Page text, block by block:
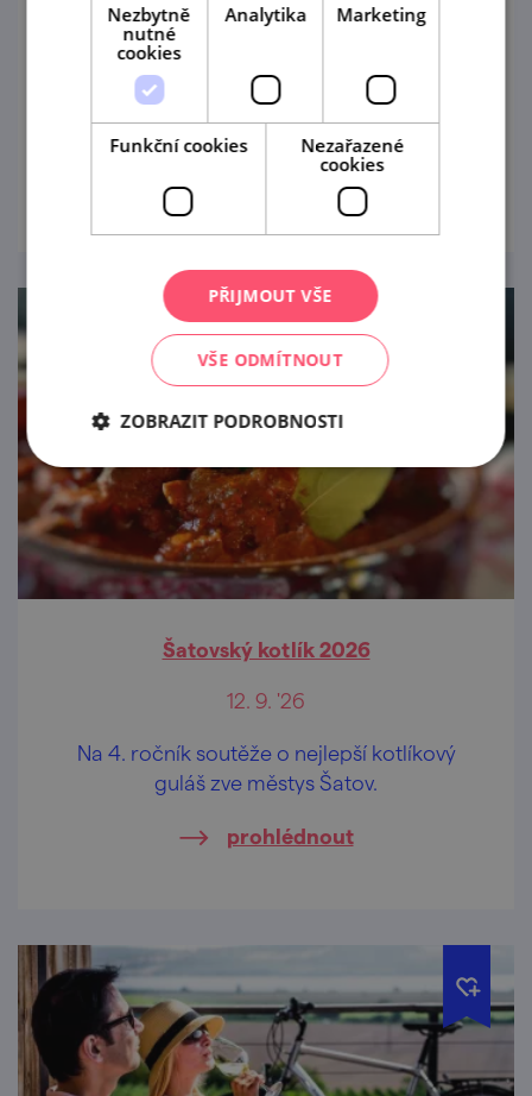
Toulky vinicemi Šatova
15. 8. '26
Přijeďte se s námi toulat!
prohlédnout
Šatovský kotlík 2026
12. 9. '26
Na 4. ročník soutěže o nejlepší kotlíkový
guláš zve městys Šatov.
prohlédnout
Nezbytně
nutné
cookies
Analytika Marketing
Funkční cookies
Nezařazené
cookies
PŘIJMOUT VŠE
VŠE ODMÍTNOUT
ZOBRAZIT PODROBNOSTI